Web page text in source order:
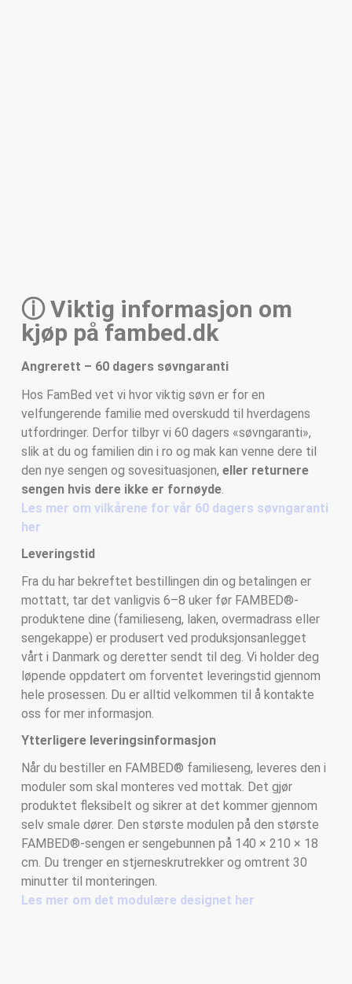
ⓘ Viktig informasjon om
kjøp på fambed.dk
Angrerett – 60 dagers søvngaranti
Hos FamBed vet vi hvor viktig søvn er for en
velfungerende familie med overskudd til hverdagens
utfordringer. Derfor tilbyr vi 60 dagers «søvngaranti»,
slik at du og familien din i ro og mak kan venne dere til
den nye sengen og sovesituasjonen, eller returnere
sengen hvis dere ikke er fornøyde.
Les mer om vilkårene for vår 60 dagers søvngaranti
her
Leveringstid
Fra du har bekreftet bestillingen din og betalingen er
mottatt, tar det vanligvis 6–8 uker før FAMBED®-
produktene dine (familieseng, laken, overmadrass eller
sengekappe) er produsert ved produksjonsanlegget
vårt i Danmark og deretter sendt til deg. Vi holder deg
løpende oppdatert om forventet leveringstid gjennom
hele prosessen. Du er alltid velkommen til å kontakte
oss for mer informasjon.
Ytterligere leveringsinformasjon
Når du bestiller en FAMBED® familieseng, leveres den i
moduler som skal monteres ved mottak. Det gjør
produktet fleksibelt og sikrer at det kommer gjennom
selv smale dører. Den største modulen på den største
FAMBED®-sengen er sengebunnen på 140 × 210 × 18
cm. Du trenger en stjerneskrutrekker og omtrent 30
minutter til monteringen.
Les mer om det modulære designet her